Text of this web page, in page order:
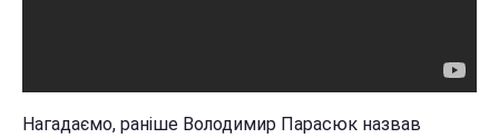
Нагадаємо, раніше Володимир Парасюк назвав